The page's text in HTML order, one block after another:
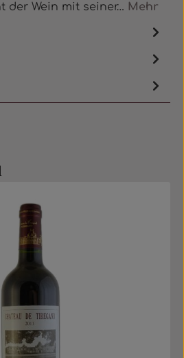
der Wein mit seiner… Mehr